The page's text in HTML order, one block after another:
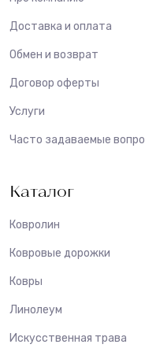
Доставка и оплата
Обмен и возврат
Договор оферты
Услуги
Часто задаваемые
Каталог
Ковролин
Ковровые дорожки
Ковры
Линолеум
Искусственная трава